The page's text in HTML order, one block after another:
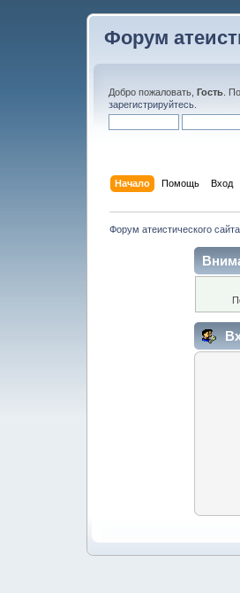
Форум
Добро пожаловать, Гость .
зарегистрируйтесь
Начало Помощь Вход
Форум атеистического сайта